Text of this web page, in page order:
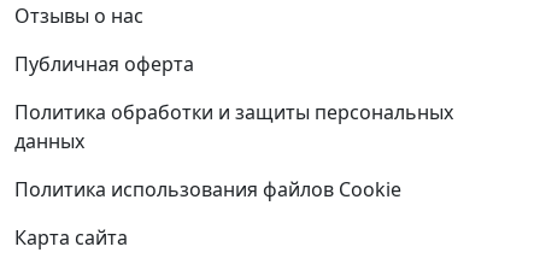
Отзывы о нас
Публичная оферта
Политика обработки и защиты персональных
данных
Политика использования файлов Cookie
Карта сайта